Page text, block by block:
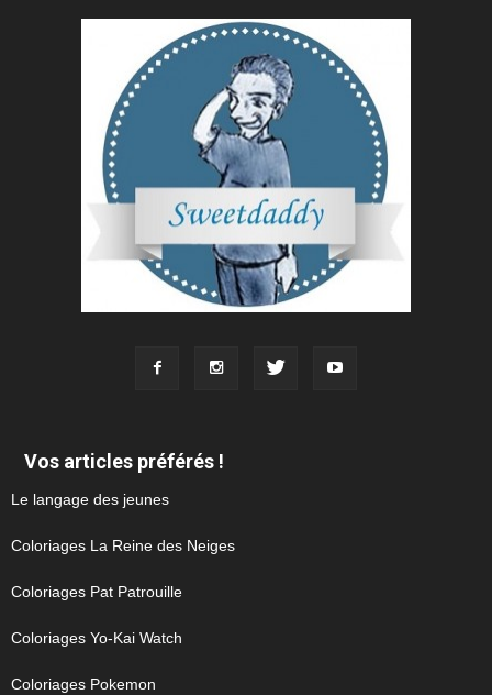
Vos articles préférés !
Le langage des jeunes
Coloriages La Reine des Neiges
Coloriages Pat Patrouille
Coloriages Yo-Kai Watch
Coloriages Pokemon